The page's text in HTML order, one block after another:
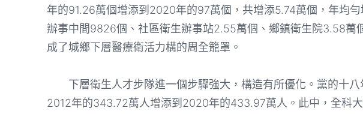
年的91.26萬個增添到2020年的97萬個，共增添5.74萬個，年均
辦事中間9826個、社區衛生辦事站2.55萬個、鄉鎮衛生院3.58萬
成了城鄉下層醫療衛活力構的周全籠罩。
下層衛生人才步隊進一個步驟強大，構造有所優化。黨的十八
2012年的343.72萬人增添到2020年的433.97萬人。此中，全科